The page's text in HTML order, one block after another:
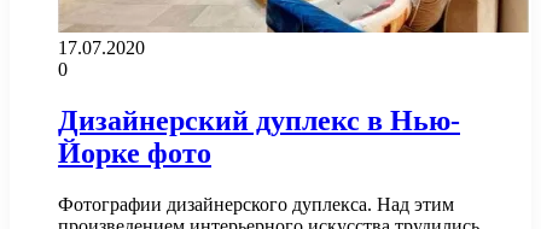
17.07.2020
0
Дизайнерский дуплекс в Нью-
Йорке фото
Фотографии дизайнерского дуплекса. Над этим